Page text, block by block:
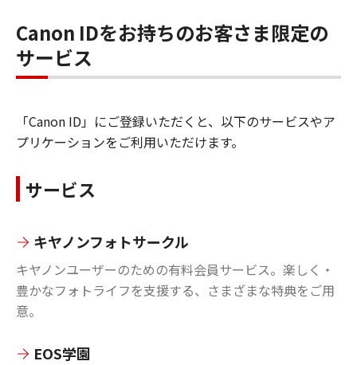
Canon IDをお持ちのお客さま限定の
サービス
「Canon ID」にご登録いただくと、以下のサービスやア
プリケーションをご利用いただけます。
サービス
キヤノンフォトサークル
キヤノンユーザーのための有料会員サービス。楽しく・
豊かなフォトライフを支援する、さまざまな特典をご用
意。
EOS学園